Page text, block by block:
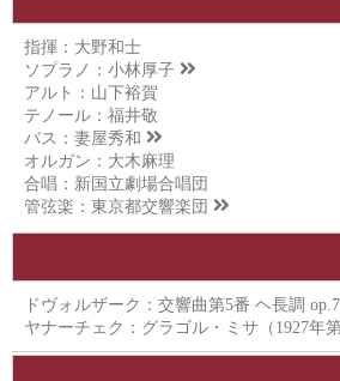
指揮：大野和士
ソプラノ： 小林厚子
アルト：山下裕賀
テノール：福井敬
バス： 妻屋秀和
オルガン：大木麻理
合唱：新国立劇場合唱団
管弦楽： 東京都交響楽団
ドヴォルザーク：交響曲第5番 ヘ長調
ヤナーチェク：グラゴル・ミサ（1927年